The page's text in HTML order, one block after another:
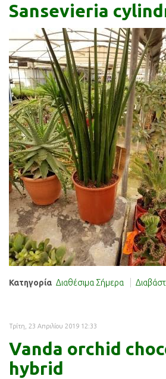
Sansevieria
Κατηγορία Διαθέσιμα Σήμερα
Τρίτη, 23 Απριλίου 2019 12:33
Vanda orchid
hybrid